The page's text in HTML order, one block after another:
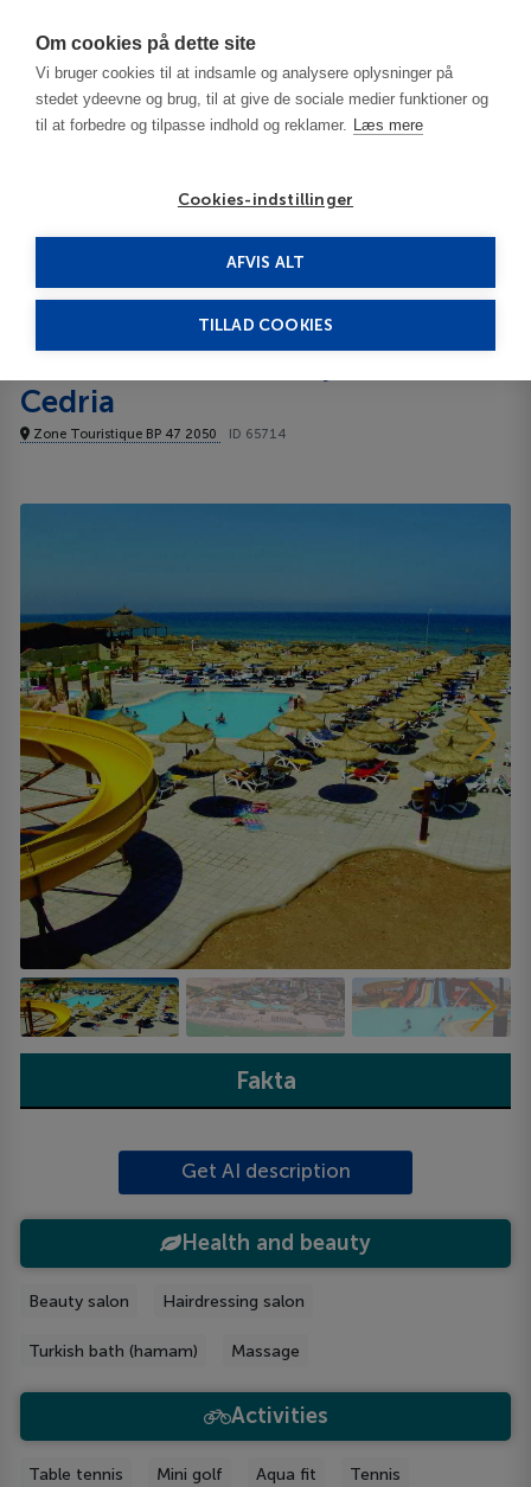
Om cookies på dette site
Vi bruger cookies til at indsamle og analysere oplysninger på
stedet ydeevne og brug, til at give de sociale medier funktioner og
til at forbedre og tilpasse indhold og reklamer. Læs mere
Cookies-indstillinger
AFVIS ALT
TILLAD COOKIES
Tunis - Carthage Coast
Caribbean World Borj Cedria 4****
Cedria
Zone Touristique BP 47 2050 ID 65714
Fakta
Get AI description
Health and beauty
Beauty salon Hairdressing salon
Turkish bath (hamam) Massage
Activities
Table tennis Mini golf Aqua fit Tennis